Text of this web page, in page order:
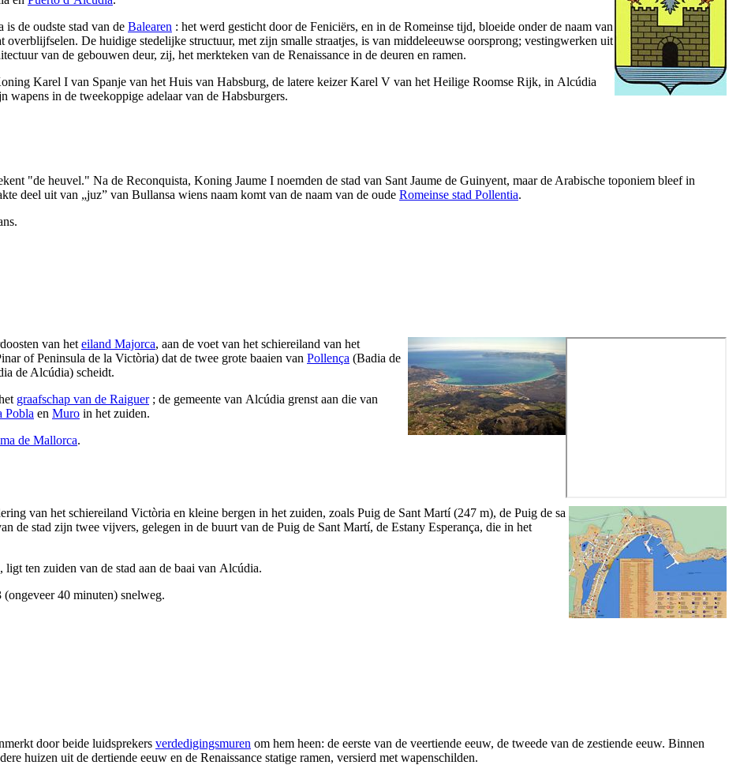
is de oudste stad van de Balearen : het werd gesticht door de Feniciërs, en in de Romeinse tijd, bloeide onder de naam van
overblijfselen. De huidige stedelijke structuur, met zijn smalle straatjes, is van middeleeuwse oorsprong; vestingwerken uit
van de gebouwen deur, zij, het merkteken van de Renaissance in de deuren en ramen.
Karel I van Spanje van het Huis van Habsburg, de latere keizer Karel V van het Heilige Roomse Rijk, in Alcúdia
wapens in de tweekoppige adelaar van de Habsburgers.
"de heuvel." Na de Reconquista, Koning Jaume I noemden de stad van Sant Jaume de Guinyent, maar de Arabische toponiem bleef in
deel uit van „juz” van Bullansa wiens naam komt van de naam van de oude Romeinse stad Pollentia.
van het eiland Majorca, aan de voet van het schiereiland van het
ofPeninsula de la Victòria) dat de twee grote baaien van Pollença (Badia de
de Alcúdia) scheidt.
graafschap van de Raiguer; de gemeente van Alcúdia grenst aan die van
Pobla en Muro in het zuiden.
de Mallorca.
van het schiereiland Victòria en kleine bergen in het zuiden, zoals Puig de Sant Martí(247 m), de Puig de sa
de stad zijn twee vijvers, gelegen in de buurt van de Puig de Sant Martí, de Estany Esperança, die in het
ligt ten zuiden van de stad aan de baai van Alcúdia.
40 minuten) snelweg.
door beide luidsprekers verdedigingsmuren om hem heen: de eerste van de veertiende eeuw, de tweede van de zestiende eeuw. Binnen
huizen uit de dertiende eeuw en de Renaissance statige ramen, versierd met wapenschilden.